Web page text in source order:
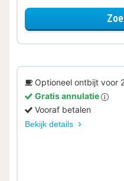
Optioneel ontbijt voor
Gratis annulatie
Vooraf betalen
Bekijk details